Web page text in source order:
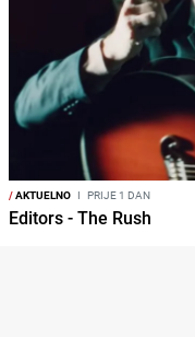
/AKTUELNO I PRIJE 1 DAN
Editors - The Rush